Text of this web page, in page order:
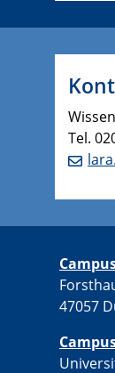
Tel.
C
47057